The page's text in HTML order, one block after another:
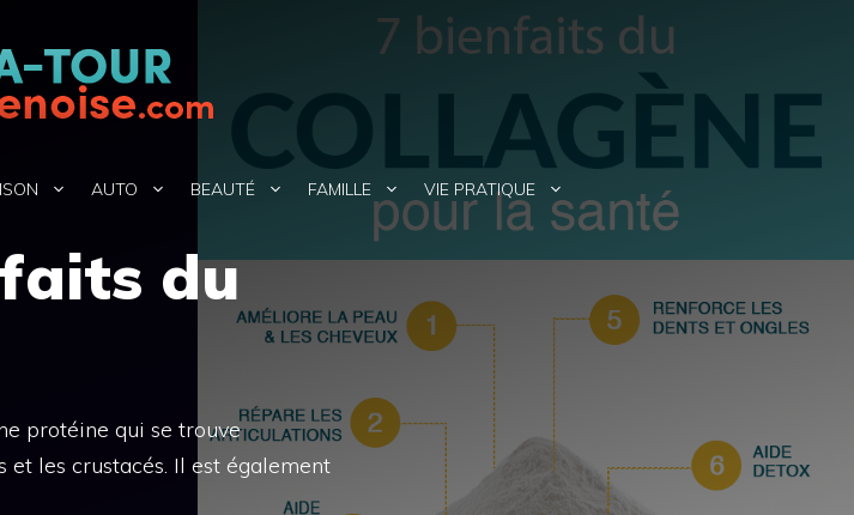
AUTO BEAUTÉ FAMILLE VIE PRATIQUE
du
protéine qui se trouve
les crustacés. Il est également